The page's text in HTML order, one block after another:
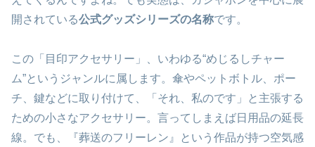
開されている公式グッズシリーズの名称です。
この「目印アクセサリー」、いわゆる“めじるしチャー
ム”というジャンルに属します。傘やペットボトル、ポー
チ、鍵などに取り付けて、「それ、私のです」と主張する
ための小さなアクセサリー。言ってしまえば日用品の延長
線。でも、『葬送のフリーレン』という作品が持つ空気感